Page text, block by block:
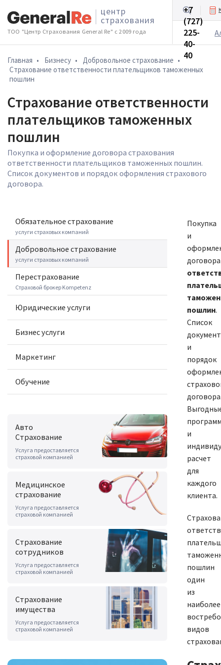
центр
страхования
ТОО "Центр Страхования General Re" с 2009 года
Бизнесу
+7
(727)
225-
40-
40
Главная • Бизнесу • Добровольное cтрахование •
Страхование ответственности плательщиков таможенных
пошлин
Страхование ответственности
плательщиков таможенных
пошлин
Покупка и оформление договора страхования
ответственности плательщиков таможенных пошлин.
Список документов и порядок оформления страхового
договора.
Обязательное страхование
услуги страховых компаний
Добровольное cтрахование
услуги страховых компаний
Перестрахование
Страховой брокер Kompetenz
Юридические услуги
Бизнес услуги
Маркетинг
Обучение
Авто
Страхование
Услуга предоставляется
страховой компанией
Медицинское
страхование
Услуга предоставляется
страховой компанией
Страхование
сотрудников
Услуга предоставляется
страховой компанией
Страхование
имущества
Услуга предоставляется
страховой компанией
Покупка
и
пошлин.
Список
и
порядок
и
расчет
для
каждого
клиента.
пошлин
один
из
наиболее
видов